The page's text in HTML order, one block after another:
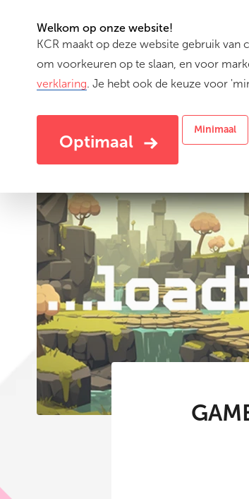
Welkom op onze website!
KCR maakt op deze website gebruik
om voorkeuren op te slaan, en voor
verklaring. Je hebt ook de keuze voor
Optimaal
Minimaal